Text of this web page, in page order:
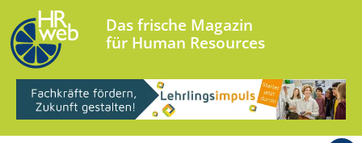
Das frische Magazin
für Human Resources